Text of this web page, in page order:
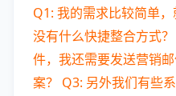
Q1: 我的需求比较简单
没有什么快捷整合方式？
件，我还需要发送营销
案？ Q3: 另外我们有些